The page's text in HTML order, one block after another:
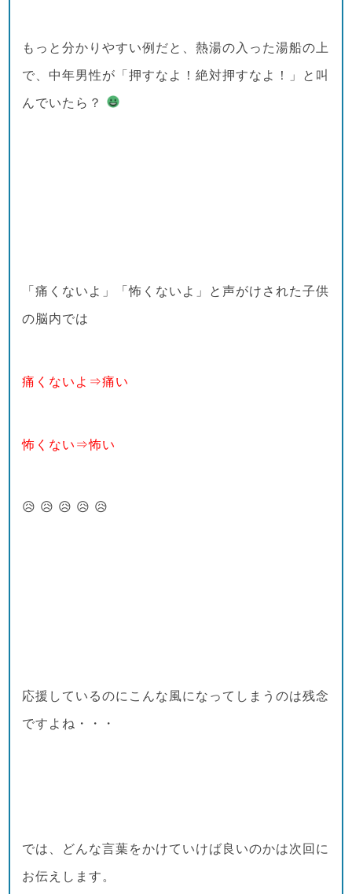
もっと分かりやすい例だと、熱湯の入った湯船の上
で、中年男性が「押すなよ！絶対押すなよ！」と叫
んでいたら？
「痛くないよ」「怖くないよ」と声がけされた子供
の脳内では
痛くないよ⇒痛い
怖くない⇒怖い
😥 😥 😥 😥 😥
応援しているのにこんな風になってしまうのは残念
ですよね・・・
では、どんな言葉をかけていけば良いのかは次回に
お伝えします。